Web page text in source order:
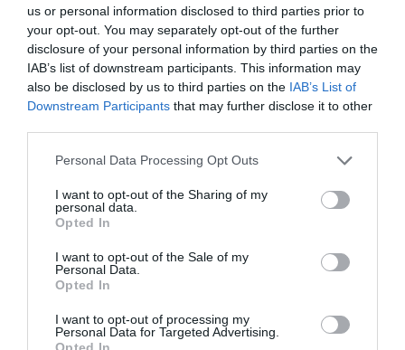
us or personal information disclosed to third parties prior to
your opt-out. You may separately opt-out of the further
disclosure of your personal information by third parties on the
IAB’s list of downstream participants. This information may
also be disclosed by us to third parties on the IAB’s List of
Downstream Participants that may further disclose it to other
Personal Data Processing Opt Outs
I want to opt-out of the Sharing of my
personal data.
Opted In
I want to opt-out of the Sale of my
Personal Data.
Opted In
I want to opt-out of processing my
Personal Data for Targeted Advertising.
Opted In